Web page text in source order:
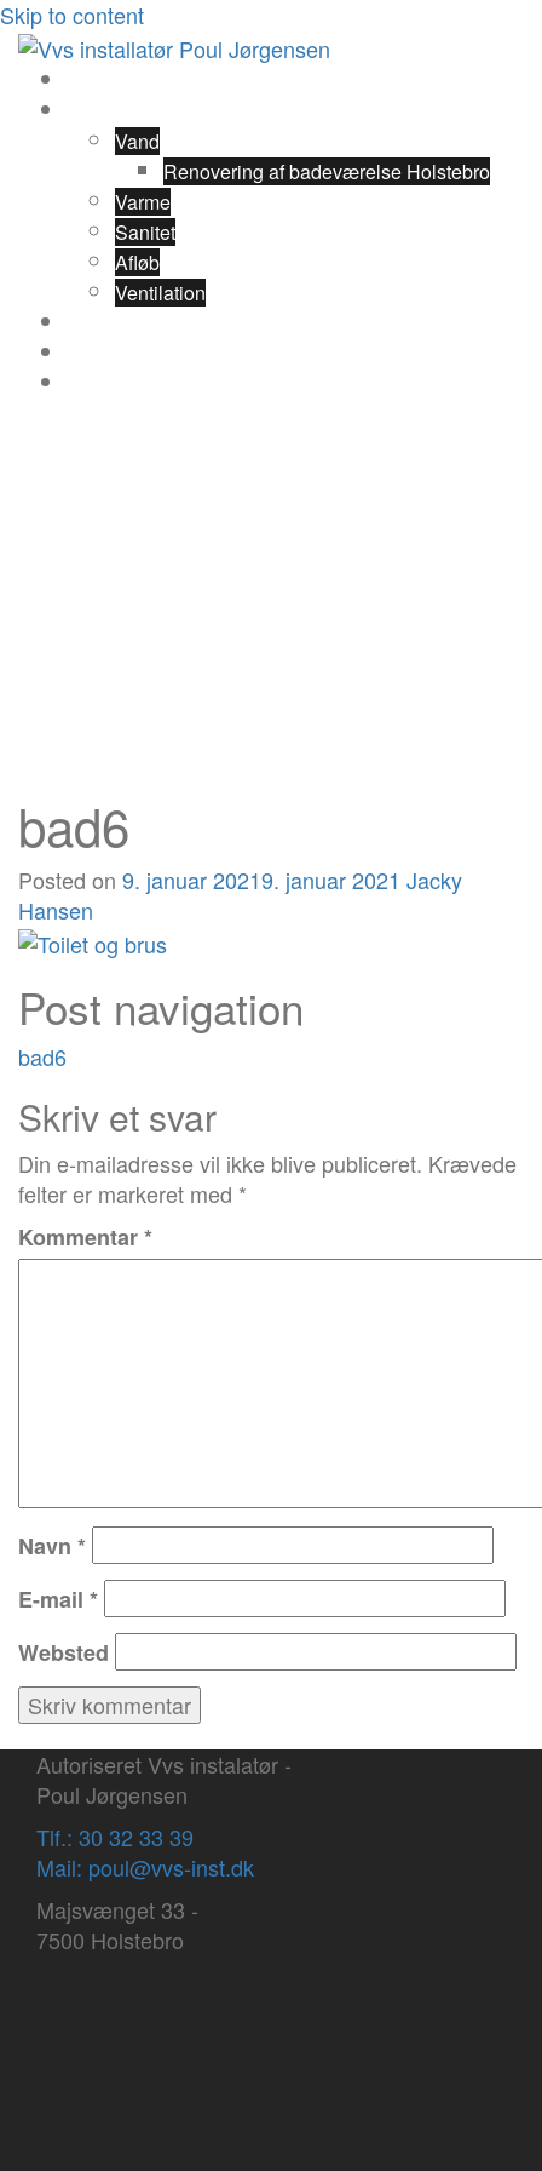
Skip to content
Vand
Renovering af badeværelse Holstebro
Varme
Sanitet
Afløb
Ventilation
bad6
Posted on 9. januar 20219. januar 2021 Jacky
Hansen
Post navigation
bad6
Skriv et svar
Din e-mailadresse vil ikke blive publiceret. Krævede
felter er markeret med *
Kommentar*
Navn *
E-mail *
Websted
Autoriseret Vvs instalatør -
Poul Jørgensen
Tlf.: 30 32 33 39
Mail: poul@vvs-inst.dk
Majsvænget 33 -
7500 Holstebro